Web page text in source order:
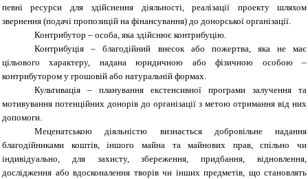
певні ресурси дляздійснення діяльності, реалізації проекту шляхом
звернення (подачі пропозицій на фінансування) до донорської організації.
Контрибутор – особа, яка здійснює контрибуцію.
Контрибуція – благодійний внесок або пожертва, яка не має
цільового характеру, надана юридичною або фізичною особою –
контрибутором у грошовій або натуральній формах.
Культивація – планування екстенсивної програми залучення та
мотивування потенційних донорів до організації з метою отримання від них
допомоги.
Меценатською діяльністю визнається добровільне надання
благодійниками коштів, іншого майна та майнових прав, спільно чи
індивідуально, для захисту, збереження, придбання, відновлення,
дослідження або вдосконалення творів чи інших предметів, що становлять